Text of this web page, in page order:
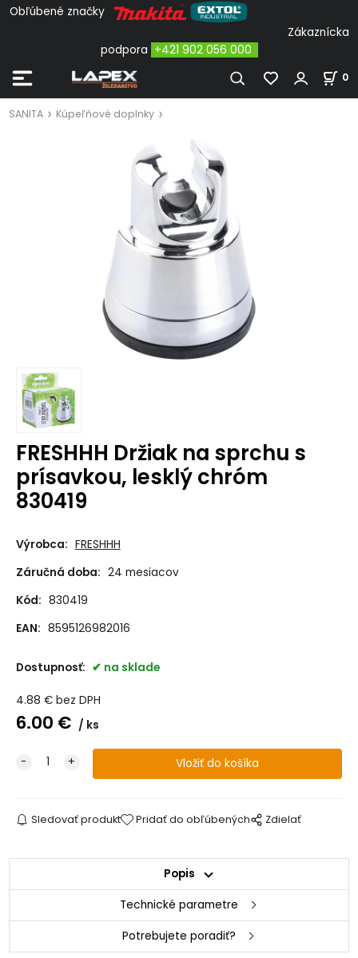
Obľúbené značky
Zákaznícka
podpora +421 902 056 000
0
SANITA Kúpeľňové doplnky
FRESHHH Držiak na sprchu s
prísavkou, lesklý chróm
830419
Výrobca: FRESHHH
Záručná doba: 24 mesiacov
Kód: 830419
EAN: 8595126982016
Dostupnosť: na sklade
4.88 € bez DPH
6.00 € ks
Sledovať produkt Pridať do obľúbených Zdielať
Popis
Technické parametre
Potrebujete poradiť?